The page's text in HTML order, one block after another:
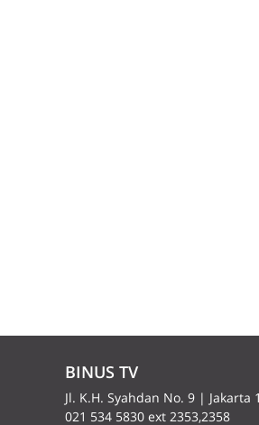
BINUS TV
Jl. K.H. Syahdan No. 9 | Jakarta
021 534 5830 ext 2353,2358